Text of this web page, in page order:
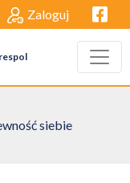
Zaloguj
siebie